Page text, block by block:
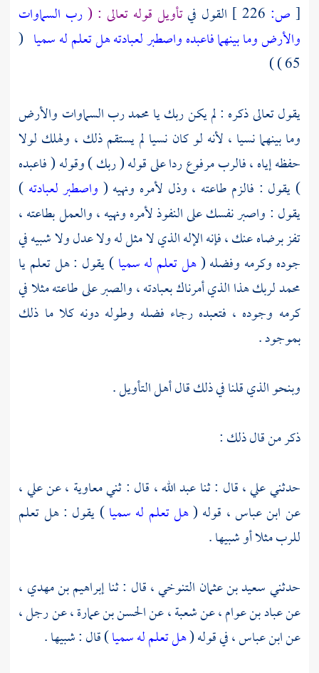
[ ص: القول فيتأويل قوله تعالى : (رب السماوات
والأرض وما بينهما فاعبده واصطبر لعبادته هل تعلم له سميا (
65 ) )
يقول تعالى ذكره : لم يكن ربك يامحمدرب السماوات والأرض
وما بينهما نسيا ، لأنه لو كان نسيا لم يستقم ذلك ، ولهلك لولا
حفظه إياه ، فالرب مرفوع ردا على قوله ( ربك ) وقوله ( فاعبده
) يقول : فالزم طاعته ، وذل لأمره ونهيه ( واصطبر لعبادته )
يقول : واصبر نفسك على النفوذ لأمره ونهيه ، والعمل بطاعته ،
تفز برضاه عنك ، فإنه الإله الذي لا مثل له ولا عدل ولا شبيه في
جوده وكرمه وفضله (هل تعلم له سميا) يقول : هل تعلم يا
محمدلربك هذا الذي أمرناك بعبادته ، والصبر على طاعته مثلا في
كرمه وجوده ، فتعبده رجاء فضله وطوله دونه كلا ما ذلك
بموجود .
وبنحو الذي قلنا في ذلك قال أهل التأويل .
ذكر من قال ذلك :
حدثنيعلي ،قال : ثناعبد الله ، قال : ثنيمعاوية ،عنعلي ،
عن ابن عباس ، قوله (هل تعلم له سميا) يقول : هل تعلم
للرب مثلا أو شبيها .
حدثنيسعيد بن عثمان التنوخي ،قال : ثناإبراهيم بن مهدي ،
عنعباد بن عوام ،عنشعبة ،عنالحسن بن عمارة ،عن رجل ،
عنابن عباس ،في قوله (هل تعلم له سميا) قال : شبيها .